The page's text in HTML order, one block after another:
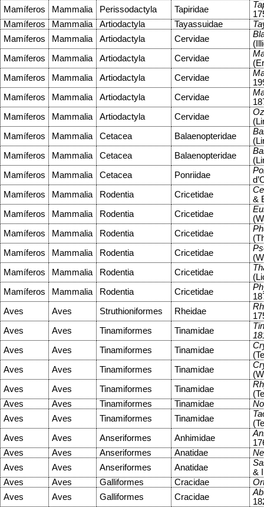
Mamíferos
Mammalia Perissodactyla Tapiridae
Mamíferos
Mammalia Artiodactyla Tayassuidae
Mamíferos
Mammalia Artiodactyla Cervidae
Mamíferos
Mammalia Artiodactyla Cervidae
Mamíferos
Mammalia Artiodactyla Cervidae
Mamíferos
Mammalia Artiodactyla Cervidae
Mamíferos
Mammalia Artiodactyla Cervidae
Mamíferos
Mammalia Cetacea Balaenopteridae
Mamíferos
Mammalia Cetacea Balaenopteridae
Mamíferos
Mammalia Cetacea Ponriidae
Mamíferos
Mammalia Rodentia Cricetidae
&
Mamíferos
Mammalia Rodentia Cricetidae
Mamíferos
Mammalia Rodentia Cricetidae
Mamíferos
Mammalia Rodentia Cricetidae
Mamíferos
Mammalia Rodentia Cricetidae
Mamíferos
Mammalia Rodentia Cricetidae
Aves
Aves Struthioniformes Rheidae
Aves
Aves Tinamiformes Tinamidae
Aves
Aves Tinamiformes Tinamidae
Aves
Aves Tinamiformes Tinamidae
Aves
Aves Tinamiformes Tinamidae
Aves
Aves Tinamiformes Tinamidae
Aves
Aves Tinamiformes Tinamidae
Aves
Aves Anseriformes Anhimidae
Aves
Aves Anseriformes Anatidae
Aves
Aves Anseriformes Anatidae
&
Aves
Aves Galliformes Cracidae
Aves
Aves Galliformes Cracidae